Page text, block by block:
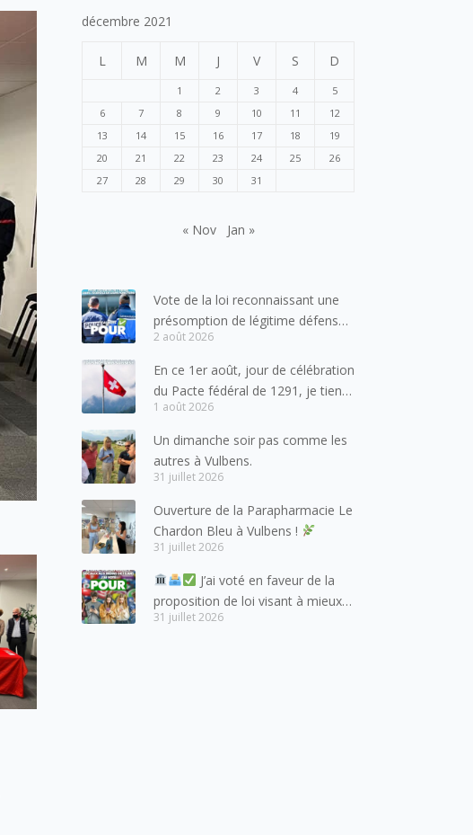
décembre 2021
L M M J V S D
1 2 3 4
5
6
7 8 9 10 11
12
13
14 15 16 17 18
19
20
21 22 23 24 25
26
27
28 29 30 31
« Nov Jan »
Vote de la loi reconnaissant une
présomption de légitime défense
pour les forces de l’ordre
2 août 2026
En ce 1er août, jour de célébration
du Pacte fédéral de 1291, je tiens
à adresser mes meilleures
salutations à nos voisins et amis
suisses, et plus particulièrement
aux habitants du bassin genevois
lesquels la Haute-Savoie
entretient des liens étroits et
quotidiens.
1 août 2026
Un dimanche soir pas comme les
autres à Vulbens.
31 juillet 2026
Ouverture de la Parapharmacie Le
Chardon Bleu à Vulbens !
31 juillet 2026
J’ai voté en faveur de la
proposition de loi visant à mieux
protéger les mineurs des risques
31 juillet 2026